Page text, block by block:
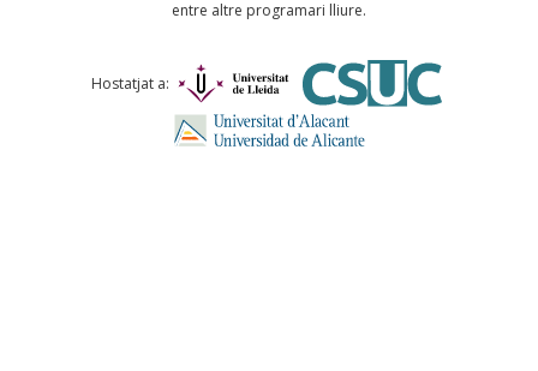
Comentari *
entre altre programari lliure.
Hostatjat a: